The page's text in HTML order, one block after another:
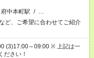
府中本町駅 / …
、ご希望に合わせてご紹介
～09:00 ※ 上記は一
ださい！